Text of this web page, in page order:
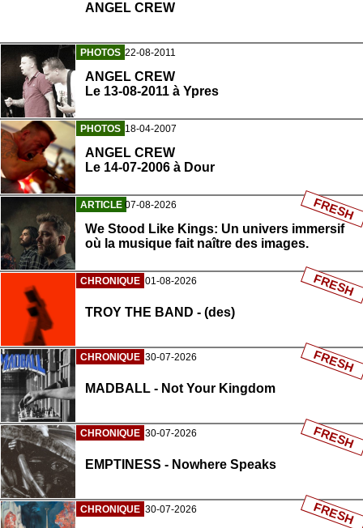
ANGEL CREW
PHOTOS 22-08-2011
ANGEL CREW
Le 13-08-2011 à Ypres
PHOTOS 18-04-2007
ANGEL CREW
Le 14-07-2006 à Dour
ARTICLE 07-08-2026
We Stood Like Kings: Un univers immersif
où la musique fait naître des images.
FRESH
CHRONIQUE 01-08-2026
TROY THE BAND - (des)
FRESH
CHRONIQUE 30-07-2026
MADBALL - Not Your Kingdom
FRESH
CHRONIQUE 30-07-2026
EMPTINESS - Nowhere Speaks
FRESH
CHRONIQUE 30-07-2026 FRESH